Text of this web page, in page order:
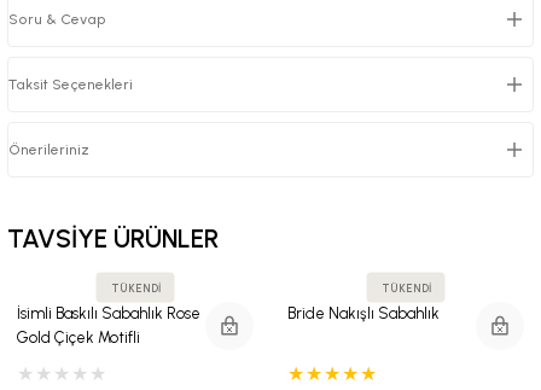
Soru & Cevap
Taksit Seçenekleri
Önerileriniz
TAVSİYE ÜRÜNLER
TÜKENDİ
İsimli Baskılı Sabahlık Rose
Gold Çiçek Motifli
TÜKENDİ
Bride Nakışlı Sabahlık